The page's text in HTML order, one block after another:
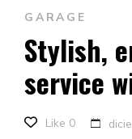
GARAGE
Stylish,
service
Like 0